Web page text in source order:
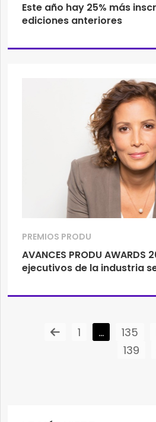
Este año hay 25% más
ediciones anteriores
PREMIOS PRODU
AVANCES PRODU AWARDS
ejecutivos de la industria
1 … 135
139